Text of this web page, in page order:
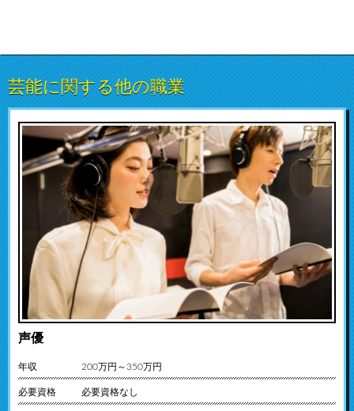
芸能に関する他の職業
声優
年収 200万円～350万円
必要資格 必要資格なし